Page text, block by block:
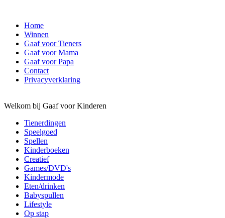
Home
Winnen
Gaaf voor Tieners
Gaaf voor Mama
Gaaf voor Papa
Contact
Privacyverklaring
Welkom bij Gaaf voor Kinderen
Tienerdingen
Speelgoed
Spellen
Kinderboeken
Creatief
Games/DVD's
Kindermode
Eten/drinken
Babyspullen
Lifestyle
Op stap